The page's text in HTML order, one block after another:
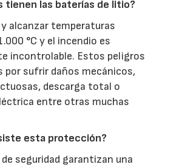
tienen las baterías de litio?
y alcanzar temperaturas
°C y el incendio es
incontrolable. Estos peligros
por sufrir daños mecánicos,
descarga total o
entre otras muchas
esta protección?
seguridad garantizan una